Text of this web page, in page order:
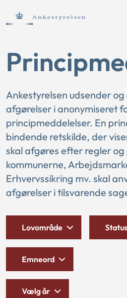
Ankestyrelsen udsender
afgørelser i anonymiseret
principmeddelelser. En
bindende retskilde, der
skal afgøres efter regler og
kommunerne,
Erhvervssikring mv. skal
afgørelser i tilsvarende
Lovområde Status
Emneord
Vælg år